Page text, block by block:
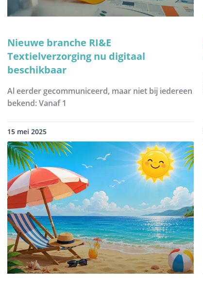
Nieuwe branche RI&E
Textielverzorging nu digitaal
beschikbaar
Al eerder gecommuniceerd, maar niet bij iedereen
bekend: Vanaf 1
15 mei 2025